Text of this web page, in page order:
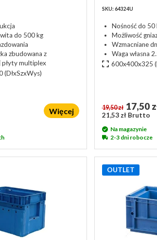
do 500 kg
zbudowana z
multiplex
(DłxSzxWys)
Więcej
SKU: 64324U
Nośność do 50
Możliwość
Wzmacniane
Waga własna
600x400x325
19,50 zł 17,50
21,53 zł Brutto
Na magazynie
2-3 dni robocze
OUTLET